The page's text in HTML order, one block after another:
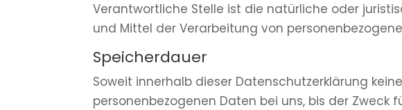
Verantwortliche Stelle ist die natürliche oder
und Mittel der Verarbeitung von
Speicherdauer
Soweit innerhalb dieser Datenschutzerklärung
personenbezogenen Daten bei uns, bis der